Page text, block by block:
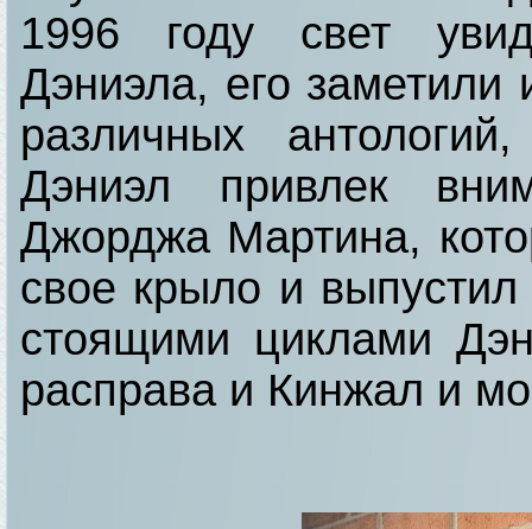
1996 году свет
Дэниэла, его заметили
различных
Дэниэл привлек
Джорджа Мартина,
свое крыло и
стоящими циклами
расправа и Кинжал и